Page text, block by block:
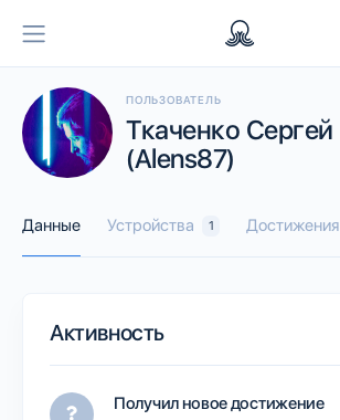
ПОЛЬЗОВАТЕЛЬ
Ткаченко Сергей
(Alens87)
Данные Устройства 1 Достижения
Активность
Получил новое достижение